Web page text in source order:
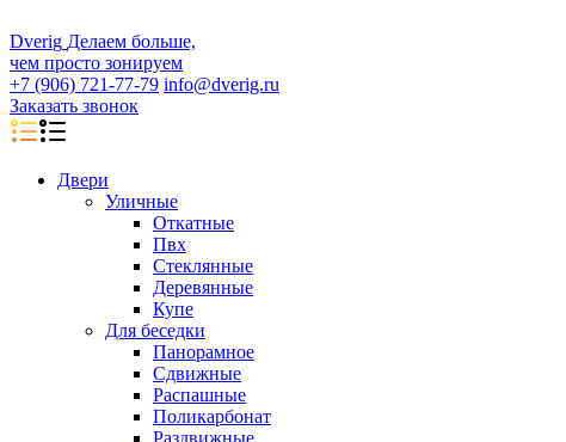
Dverig Делаем больше,
чем просто зонируем
+7 (906) 721-77-79 info@dverig.ru
Заказать звонок
Двери
Уличные
Откатные
Пвх
Стеклянные
Деревянные
Купе
Для беседки
Панорамное
Сдвижные
Распашные
Поликарбонат
Раздвижные